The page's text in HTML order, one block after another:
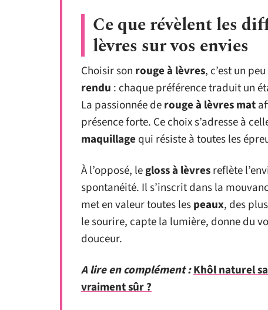
Ce que révèlent les
lèvres sur vos envies
Choisir son rouge à lèvres, c’est un
rendu : chaque préférence traduit un
La passionnée derouge à lèvres mat
présence forte. Ce choix s’adresse à
maquillage qui résiste à toutes les
À l’opposé, legloss à lèvresreflète
spontanéité. Il s’inscrit dans la
met en valeur toutes lespeaux, des
le sourire, capte la lumière, donne du
douceur.
A lire en complément :Khôl naturel
vraiment sûr ?